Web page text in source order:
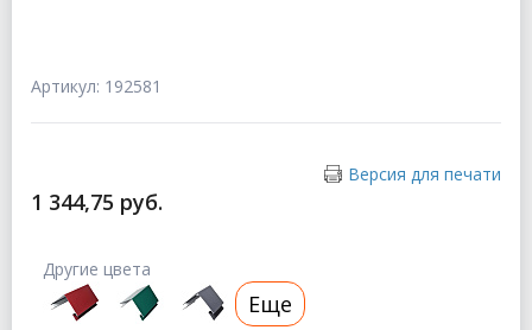
Артикул: 192581
Версия для печати
1 344,75 руб.
Другие цвета
Еще